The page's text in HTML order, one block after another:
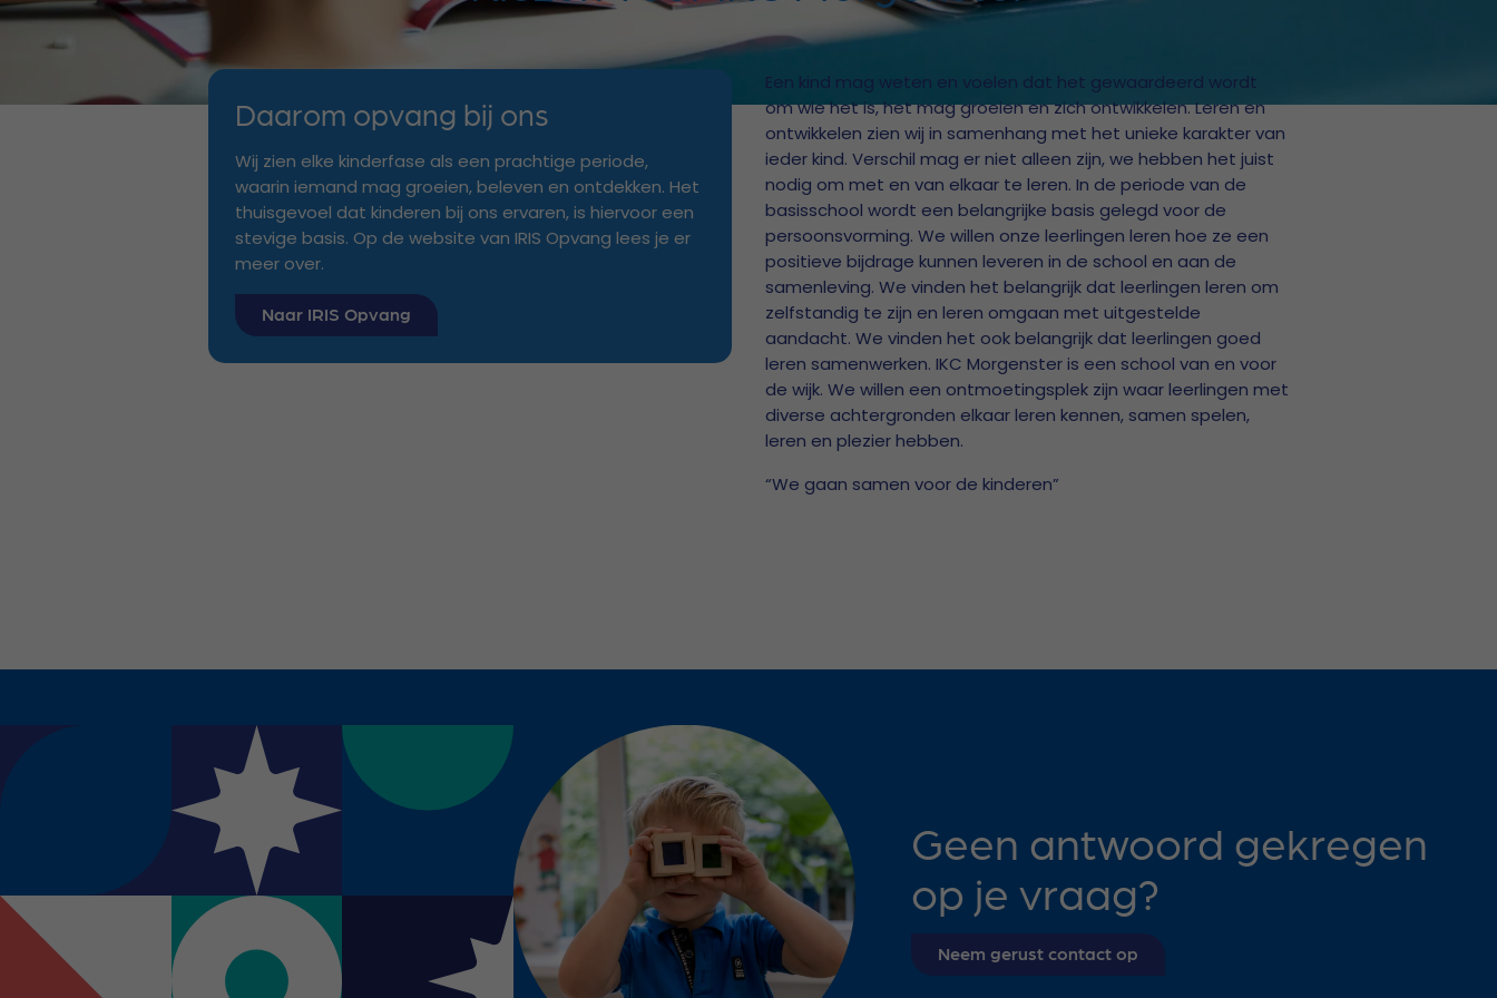
Daarom opvang bij ons
Wij zien elke kinderfase als een prachtige periode,
waarin iemand mag groeien, beleven en ontdekken. Het
thuisgevoel dat kinderen bij ons ervaren, is hiervoor een
stevige basis. Op de website van IRIS Opvang lees je er
meer over.
Naar IRIS Opvang
Een kind mag weten en voelen dat het gewaardeerd wordt
om wie het is, het mag groeien en zich ontwikkelen. Leren en
ontwikkelen zien wij in samenhang met het unieke karakter van
ieder kind. Verschil mag er niet alleen zijn, we hebben het juist
nodig om met en van elkaar te leren. In de periode van de
basisschool wordt een belangrijke basis gelegd voor de
persoonsvorming. We willen onze leerlingen leren hoe ze een
positieve bijdrage kunnen leveren in de school en aan de
samenleving. We vinden het belangrijk dat leerlingen leren om
zelfstandig te zijn en leren omgaan met uitgestelde
aandacht. We vinden het ook belangrijk dat leerlingen goed
leren samenwerken. IKC Morgenster is een school van en voor
de wijk. We willen een ontmoetingsplek zijn waar leerlingen met
diverse achtergronden elkaar leren kennen, samen spelen,
leren en plezier hebben.
“We gaan samen voor de kinderen”
Geen antwoord gekregen
op je vraag?
Neem gerust contact op